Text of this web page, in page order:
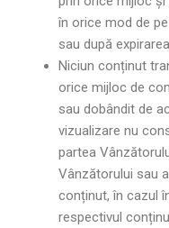
în orice mod de
sau după
Niciun conținut
orice mijloc de
sau dobândit de
vizualizare nu
partea
Vânzătorului sau
conținut, în cazul
respectivul